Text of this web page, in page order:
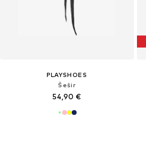
PLAYSHOES
Šešir
54,90 €